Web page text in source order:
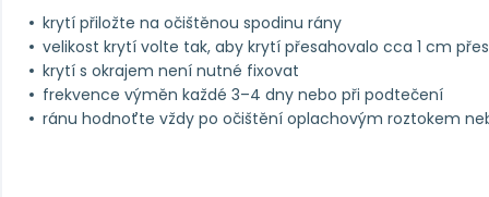
krytí přiložte na očištěnou spodinu rány
velikost krytí volte tak, aby krytí přesahovalo cca 1 cm
krytí s okrajem není nutné fixovat
frekvence výměn každé 3–4 dny nebo při podtečení
ránu hodnoťte vždy po očištění oplachovým roztokem